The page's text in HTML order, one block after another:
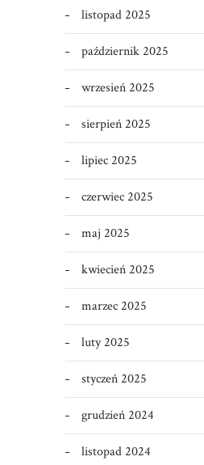
listopad 2025
październik 2025
wrzesień 2025
sierpień 2025
lipiec 2025
czerwiec 2025
maj 2025
kwiecień 2025
marzec 2025
luty 2025
styczeń 2025
grudzień 2024
listopad 2024